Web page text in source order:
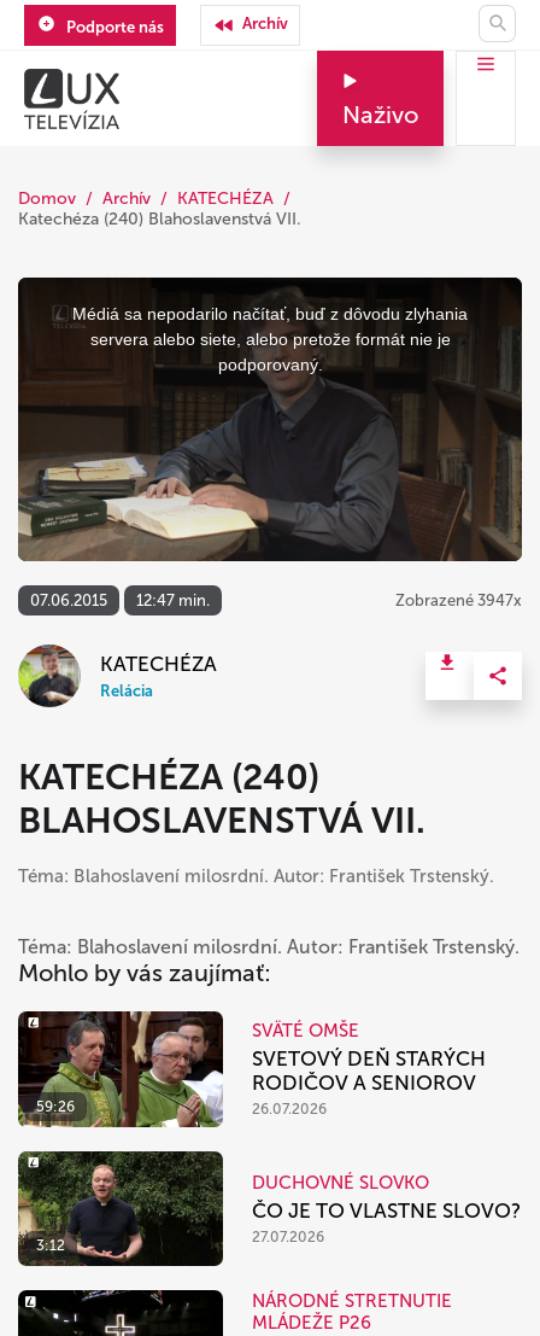
Podporte nás Archív
Naživo
Domov Archív
KATECHÉZA
Katechéza (240) Blahoslavenstvá VII.
This
window.
Médiá sa nepodarilo načítať, buď z dôvodu zlyhania
servera alebo siete, alebo pretože formát nie je
podporovaný.
07.06.2015 12:47 min. Zobrazené 3947x
KATECHÉZA
Relácia
KATECHÉZA (240)
BLAHOSLAVENSTVÁ VII.
Téma: Blahoslavení milosrdní. Autor: František Trstenský.
Téma: Blahoslavení milosrdní. Autor: František Trstenský.
Mohlo by vás zaujímať:
59:26
SVÄTÉ OMŠE
SVETOVÝ DEŇ STARÝCH
RODIČOV A SENIOROV
26.07.2026
3:12
DUCHOVNÉ SLOVKO
ČO JE TO VLASTNE SLOVO?
27.07.2026
NÁRODNÉ STRETNUTIE
MLÁDEŽE P26